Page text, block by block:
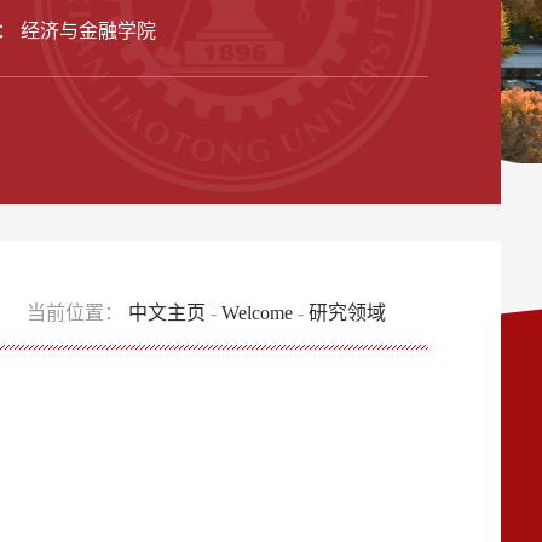
经济与金融学院
当前位置： 中文主页 -Welcome -研究领域